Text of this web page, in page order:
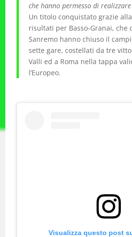
che hanno permesso di
Un titolo conquistato grazie
risultati per Basso-Granai, che
Sanremo hanno chiuso il
sette gare, costellati da tre
Valli ed a Roma nella tappa
l’Europeo.
Visualizza questo post